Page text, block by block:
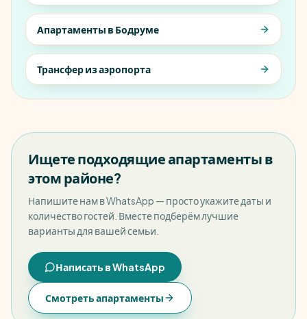
Апартаменты в Бодруме
Трансфер из аэропорта
Ищете подходящие апартаменты в
этом районе?
Напишите нам в WhatsApp — просто укажите даты и
количество гостей. Вместе подберём лучшие
варианты для вашей семьи.
Написать в WhatsApp
Смотреть апартаменты